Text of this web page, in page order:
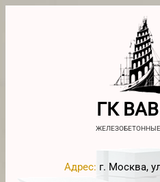
ГК
Адрес: г. Москва,